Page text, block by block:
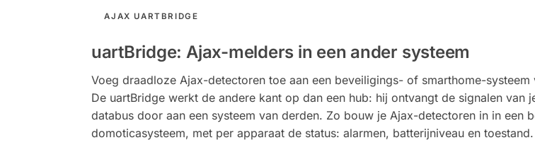
AJAX UARTBRIDGE
uartBridge: Ajax-melders in een ander systeem
Voeg draadloze Ajax-detectoren toe aan een beveiligings- of smarthome-
De uartBridge werkt de andere kant op dan een hub: hij ontvangt de signalen
databus door aan een systeem van derden. Zo bouw je Ajax-detectoren in in een
domoticasysteem, met per apparaat de status: alarmen, batterijniveau en toestand.